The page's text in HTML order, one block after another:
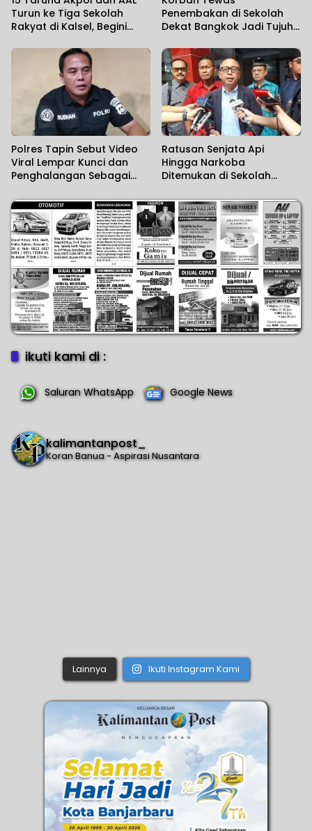
Turun ke Tiga Sekolah
Rakyat di Kalsel, Begini
Penembakan di Sekolah
Dekat Bangkok Jadi Tujuh
Polres Tapin Sebut Video
Viral Lempar Kunci dan
Penghalangan Sebagai
Ratusan Senjata Api
Hingga Narkoba
Ditemukan di Sekolah
ikuti kami di :
Saluran WhatsApp Google News
kalimantanpost_
Koran Banua - Aspirasi Nusantara
Lainnya Ikuti Instagram Kami